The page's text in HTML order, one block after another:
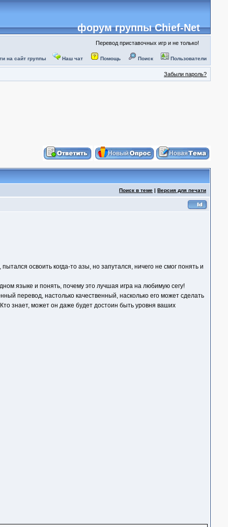
форум группы Chief-Net
Перевод приставочных игр и не только!
на сайт группы Наш чат Помощь Поиск Пользователи
Забыли пароль?
Поиск в теме | Версия для печати
освоить когда-то азы, но запутался, ничего не смог понять и
языке и понять, почему это лучшая игра на любимую сегу!
перевод, настолько качественный, насколько его может сделать
знает, может он даже будет достоин быть уровня ваших